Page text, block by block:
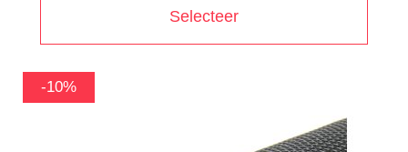
Selecteer
-10%